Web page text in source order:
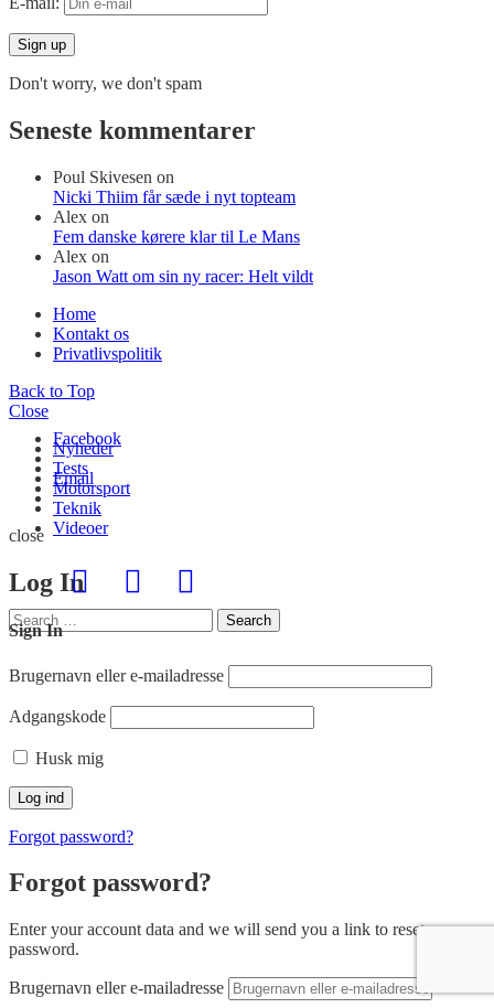
Don't worry, we don't spam
Seneste kommentarer
Poul Skivesen on
Nicki Thiim får sæde i nyt topteam
Alex on
Fem danske kørere klar til Le Mans
Alex on
Jason Watt om sin ny racer: Helt vildt
Home
Kontakt os
Privatlivspolitik
Back to Top
Close
Nyheder
Tests
Motorsport
Teknik
Videoer
Search
for:
Search
Facebook
Email
close
Log In
Sign In
Brugernavn eller e-mailadresse
Adgangskode
Husk mig
Forgot password?
Forgot password?
Enter your account data and we will send you a link to reset your
password.
Brugernavn eller e-mailadresse